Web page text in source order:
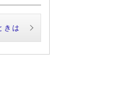
きは